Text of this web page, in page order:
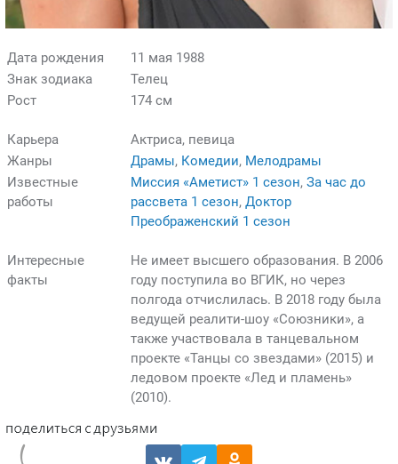
Дата рождения
11 мая 1988
Знак зодиака
Телец
Рост
174 см
Карьера
Актриса, певица
Жанры
Драмы, Комедии, Мелодрамы
Известные
работы
Миссия «Аметист» 1 сезон, За час до
рассвета 1 сезон, Доктор
Преображенский 1 сезон
Интересные
факты
Не имеет высшего образования. В 2006
году поступила во ВГИК, но через
полгода отчислилась. В 2018 году была
ведущей реалити-шоу «Союзники», а
также участвовала в танцевальном
проекте «Танцы со звездами» (2015) и
ледовом проекте «Лед и пламень»
(2010).